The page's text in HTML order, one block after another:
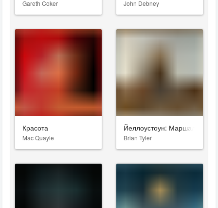
Gareth Coker John Debney
Красота
Mac Quayle
Йеллоустоун: Маршалы
Brian Tyler